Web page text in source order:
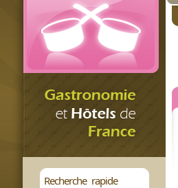
Recherche rapide